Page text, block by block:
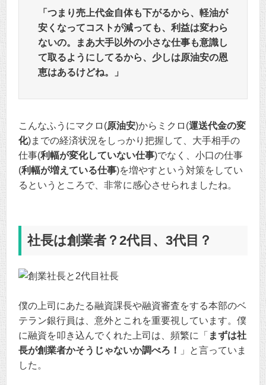
「つまり売上代金自体も下がるから、軽油が
安くなってコストが減っても、利益は変わら
ないの。まあ大手以外の小さな仕事も意識し
て取るようにしてるから、少しは原油安の恩
恵はあるけどね。」
こんなふうにマクロ(原油安)からミクロ(運送代金の変
化)までの経済状況をしっかり把握して、大手相手の
仕事(利幅が変化していない仕事)でなく、小口の仕事
(利幅が増えている仕事)を増やすという対策をしてい
るというところで、非常に感心させられましたね。
社長は創業者？2代目、3代目？
僕の上司にあたる融資課長や融資審査をする本部のベ
テラン銀行員は、意外とこれを重要視しています。僕
に融資を叩き込んでくれた上司は、頻繁に「 まずは社
長が創業者かそうじゃないか調べろ！
」と言っていま
した。